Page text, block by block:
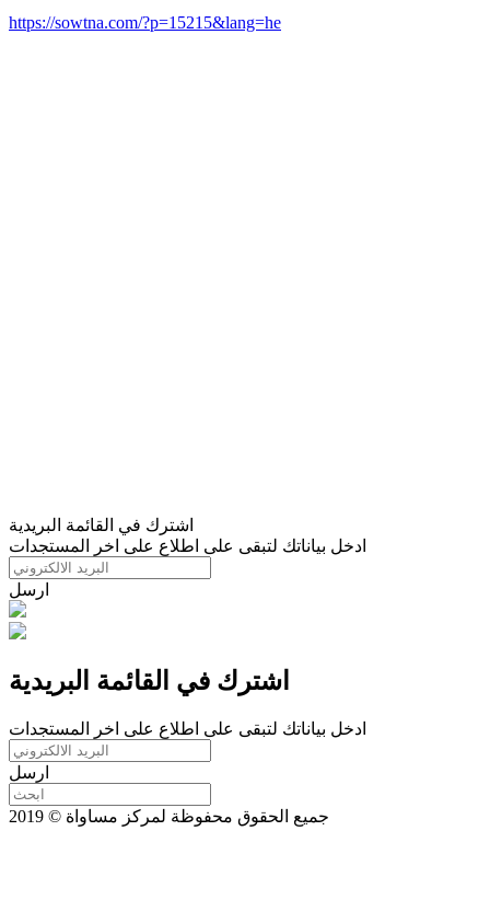
https://sowtna.com/?p=15215&lang=he
اشترك في القائمة البريدية
ادخل بياناتك لتبقى على اطلاع على اخر المستجدات
ارسل
اشترك في القائمة البريدية
ادخل بياناتك لتبقى على اطلاع على اخر المستجدات
ارسل
جميع الحقوق محفوظة لمركز مساواة © 2019